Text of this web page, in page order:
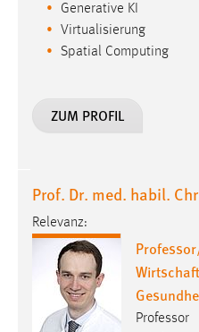
Generative KI
Virtualisierung
Spatial Computing
ZUM PROFIL
Prof. Dr. med. habil.
Relevanz:
Professor